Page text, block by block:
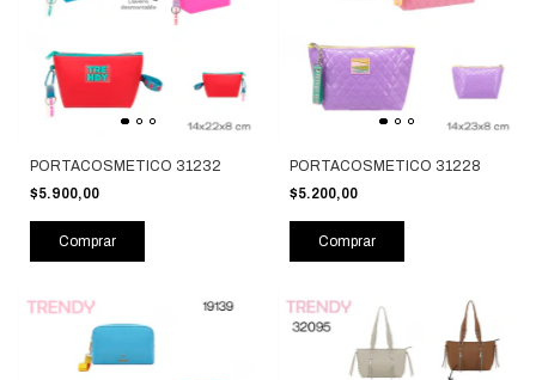
PORTACOSMETICO 31232
$5.900,00
Comprar
PORTACOSMETICO 31228
$5.200,00
Comprar